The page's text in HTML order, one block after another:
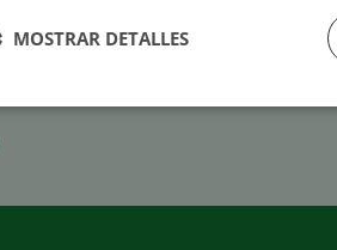
MOSTRAR DETALLES